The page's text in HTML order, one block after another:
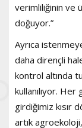
verimliliğinin ve
doğuyor.”
Ayrıca
daha dirençli
kontrol altında
kullanılıyor.
girdiğimiz kısır
artık